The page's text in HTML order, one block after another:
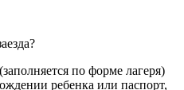
по форме лагеря)
ребенка или паспорт,